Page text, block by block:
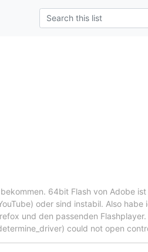
64bit Flash von Adobe ist
oder sind instabil. Also
und den passenden
could not open